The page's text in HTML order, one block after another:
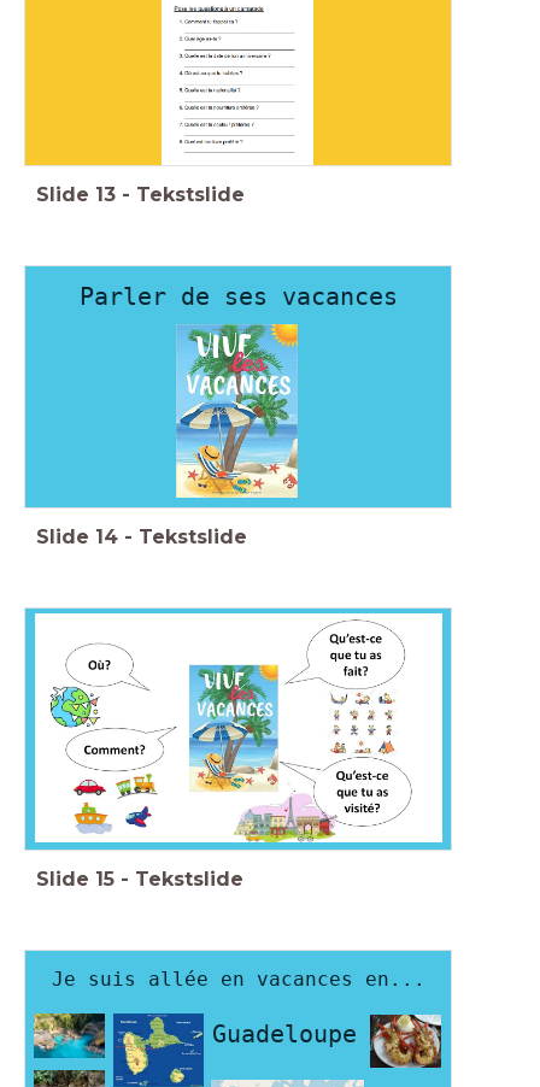
Slide 13 - Tekstslide
Parler de ses vacances
Slide 14 - Tekstslide
Slide 15 - Tekstslide
Je suis allée en vacances en...
Guadeloupe